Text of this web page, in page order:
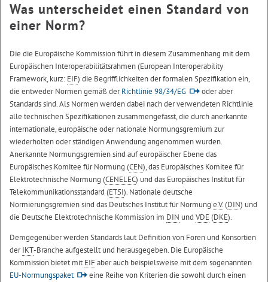
Was unterscheidet einen Standard von
einer Norm?
Die die Europäische Kommission führt in diesem Zusammenhang mit dem
Europäischen Interoperabilitätsrahmen (European Interoperability
Framework, kurz: EIF) die Begrifflichkeiten der formalen Spezifikation ein,
die entweder Normen gemäß derRichtlinie 98/34/EG
oder aber
Standards sind. Als Normen werden dabei nach der verwendeten Richtlinie
alle technischen Spezifikationen zusammengefasst, die durch anerkannte
internationale, europäische oder nationale Normungsgremium zur
wiederholten oder ständigen Anwendung angenommen wurden.
Anerkannte Normungsgremien sind auf europäischer Ebene das
Europäisches Komitee für Normung (CEN), das Europäisches Komitee für
Elektrotechnische Normung (CENELEC) und das Europäisches Institut für
Telekommunikationsstandard (ETSI). Nationale deutsche
Normierungsgremien sind das Deutsches Institut für Normung e.V.(DIN) und
die Deutsche Elektrotechnische Kommission im DIN und VDE(DKE).
Demgegenüber werden Standards laut Definition von Foren und Konsortien
derIKT-Branche aufgestellt und herausgegeben. Die Europäische
Kommission bietet mitEIF aber auch beispielsweise mit dem sogenannten
EU-Normungspaket
eine Reihe von Kriterien die sowohl durch einen